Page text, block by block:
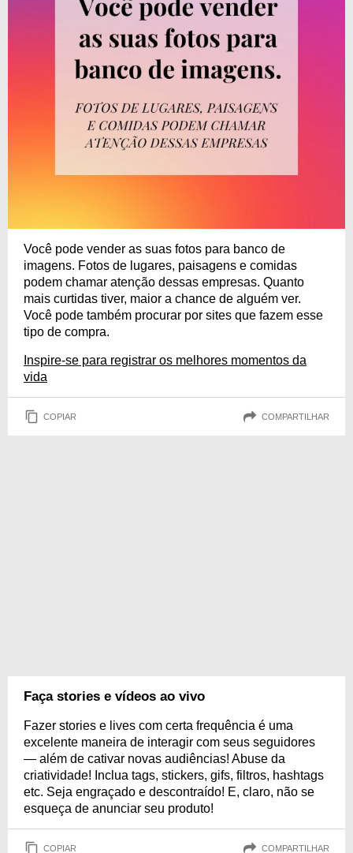
Você pode vender as suas fotos para banco de
imagens. Fotos de lugares, paisagens e comidas
podem chamar atenção dessas empresas. Quanto
mais curtidas tiver, maior a chance de alguém ver.
Você pode também procurar por sites que fazem esse
tipo de compra.
Inspire-se para registrar os melhores momentos da
vida
COPIAR COMPARTILHAR
Faça stories e vídeos ao vivo
Fazer stories e lives com certa frequência é uma
excelente maneira de interagir com seus seguidores
— além de cativar novas audiências! Abuse da
criatividade! Inclua tags, stickers, gifs, filtros, hashtags
etc. Seja engraçado e descontraído! E, claro, não se
esqueça de anunciar seu produto!
COPIAR COMPARTILHAR